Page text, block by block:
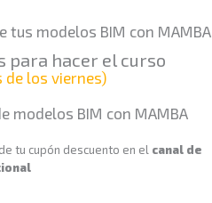
tus modelos BIM con MAMBA
para hacer el curso
de los viernes)
modelos BIM con MAMBA
tu cupón descuento en el canal de